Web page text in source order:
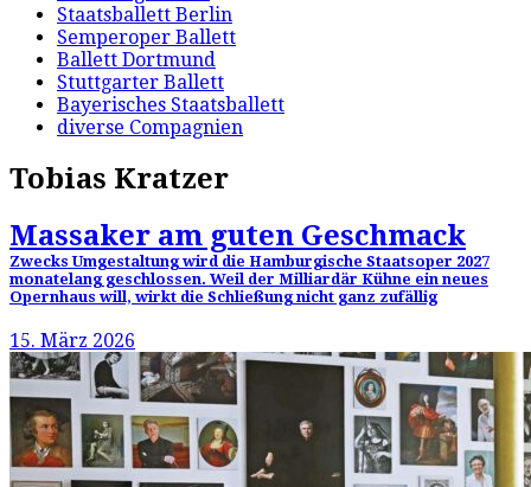
Staatsballett Berlin
Semperoper Ballett
Ballett Dortmund
Stuttgarter Ballett
Bayerisches Staatsballett
diverse Compagnien
Tobias Kratzer
Massaker am guten Geschmack
Zwecks Umgestaltung wird die Hamburgische Staatsoper 2027
monatelang geschlossen. Weil der Milliardär Kühne ein neues
Opernhaus will, wirkt die Schließung nicht ganz zufällig
15. März 2026